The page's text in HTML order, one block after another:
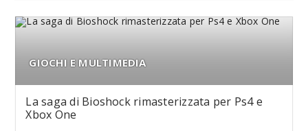
GIOCHI E MULTIMEDIA
La saga di Bioshock rimasterizzata per Ps4 e
Xbox One